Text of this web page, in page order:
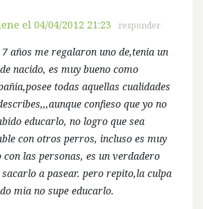
el 04/04/2012 21:23 responder
7 años me regalaron uno de,tenia un
nacido, es muy bueno como
todas aquellas cualidades
confieso que yo no
educarlo, no logro que sea
con otros perros, incluso es muy
con las personas, es un verdadero
sacarlo a pasear. pero repito,la culpa
mia no supe educarlo.